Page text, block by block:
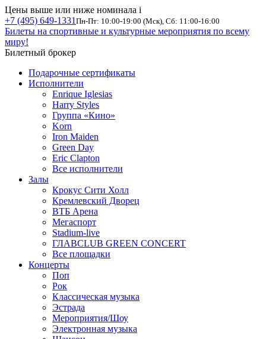
Цены выше или ниже номинала i
+7 (495) 649-1331 Пн-Пт: 10:00-19:00 (Мск), Сб: 11:00-16:00
Билеты на спортивные и культурные мероприятия по всему
миру!
Билетный брокер
Подарочные сертификаты
Исполнители
Enrique Iglesias
Harry Styles
Группа «Кино»
Korn
Iron Maiden
Green Day
Eric Clapton
Все исполнители
Залы
Крокус Сити Холл
Кремлевский Дворец
ВТБ Арена
Мегаспорт
Stadium-live
ГЛАВCLUB GREEN CONCERT
Все площадки
Концерты
Поп
Рок
Классическая музыка
Эстрада
Мероприятия/Шоу
Электронная музыка